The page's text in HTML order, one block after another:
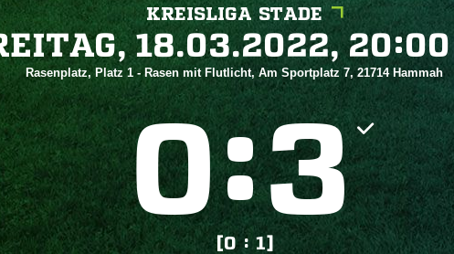
KREISLIGA STADE

Rasenplatz, Platz 1 - Rasen mit Flutlicht, Am Sportplatz 7, 21714 Hammah
:
[0 : 1]